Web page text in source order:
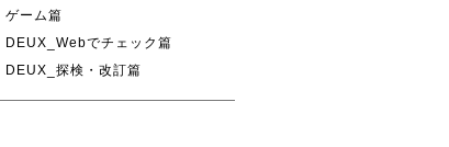
ゲーム篇
DEUX_Webでチェック篇
DEUX_探検・改訂篇